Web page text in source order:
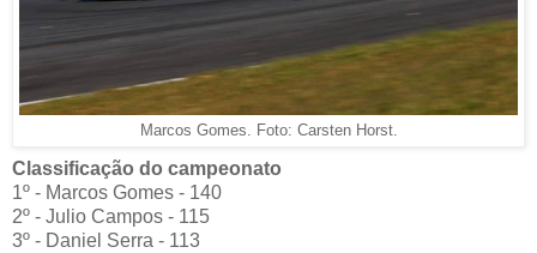
Marcos Gomes. Foto: Carsten Horst.
Classificação do campeonato
1º - Marcos Gomes - 140
2º - Julio Campos - 115
3º - Daniel Serra - 113